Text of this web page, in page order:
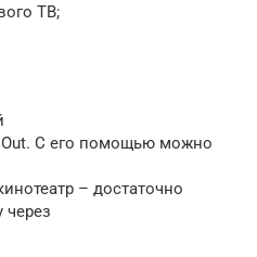
ТВ;
Out. С его помощью можно
– достаточно
через